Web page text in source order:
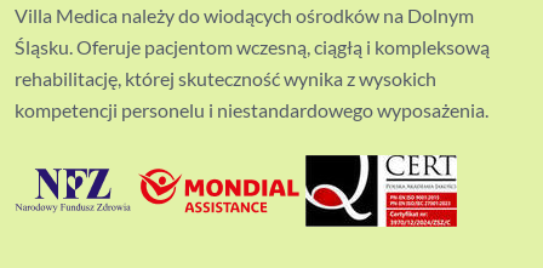
Villa Medica należy do wiodących ośrodków na Dolnym
Śląsku. Oferuje pacjentom wczesną, ciągłą i kompleksową
rehabilitację, której skuteczność wynika z wysokich
kompetencji personelu i niestandardowego wyposażenia.